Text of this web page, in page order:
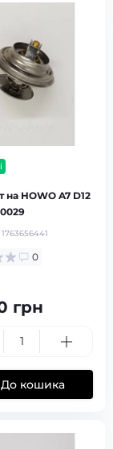
на HOWO A7 D12
1763656441
0
грн
До кошика